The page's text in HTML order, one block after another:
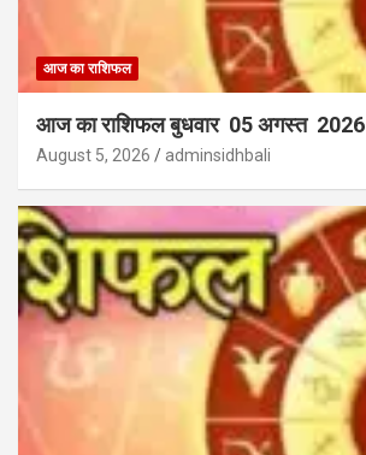
आज का राशिफल
आज का राशिफल बुधवार 05 अगस्त 2026
August 5, 2026 adminsidhbali